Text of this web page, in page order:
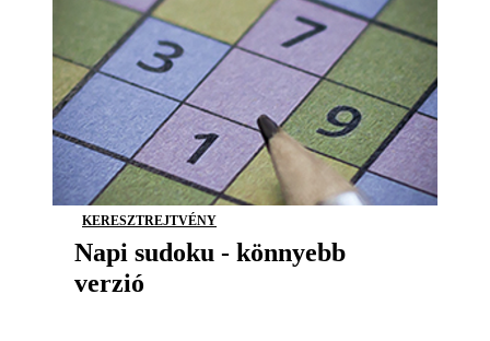
KERESZTREJTVÉNY
Napi sudoku - könnyebb
verzió